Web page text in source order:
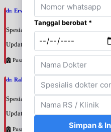
dr. Erwin Danil Yulian, SpBOnk
Spesialis: Bedah Onkologi
Update terakhir: 2026-08-06 17:39:08
Pusat Pertamina
dr. Rahim Purba, SpBS
Spesialis: Bedah Saraf
Update terakhir: 2026-08-06 15:19:02
Pusat Pertamina